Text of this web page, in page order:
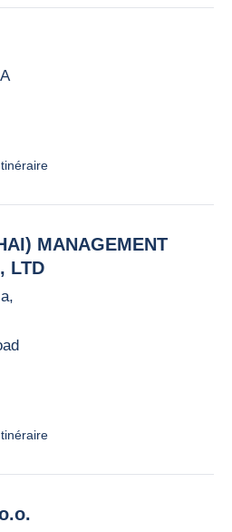
MANAGEMENT
LTD